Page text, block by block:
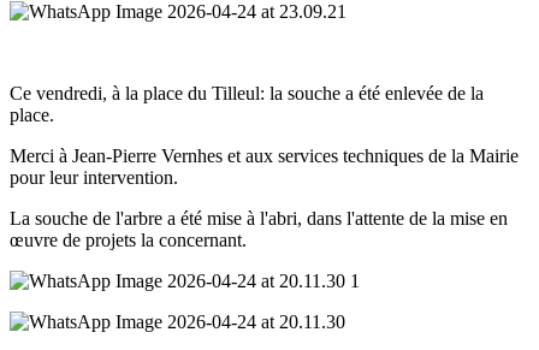
Ce vendredi, à la place du Tilleul: la souche a été enlevée de la
place.
Merci à Jean-Pierre Vernhes et aux services techniques de la Mairie
pour leur intervention.
La souche de l'arbre a été mise à l'abri, dans l'attente de la mise en
œuvre de projets la concernant.